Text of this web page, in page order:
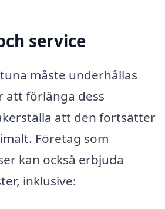
service
måste underhållas
att förlänga dess
att den fortsätter
Företag som
kan också erbjuda
inklusive: